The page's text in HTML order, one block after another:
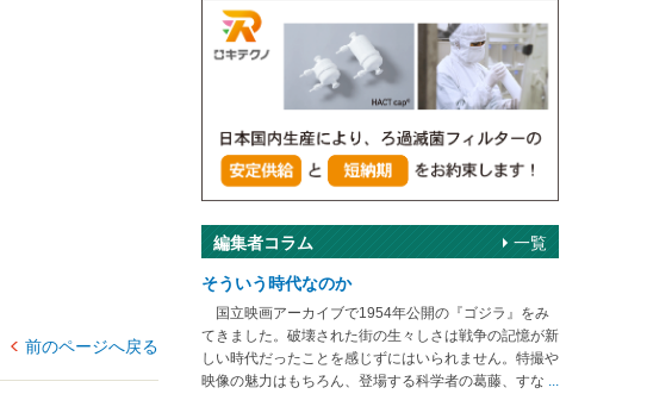
前のページへ戻る
編集者コラム
そういう時代なのか
国立映画アーカイブで1954年公開の『ゴジラ』をみ
てきました。破壊された街の生々しさは戦争の記憶が新
しい時代だったことを感じずにはいられません。特撮や
映像の魅力はもちろん、登場する科学者の葛藤、すな ...
一覧